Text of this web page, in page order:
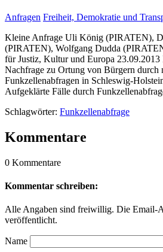
Anfragen Freiheit, Demokratie und
Kleine Anfrage Uli König (PIRATEN),
(PIRATEN), Wolfgang Dudda
für Justiz, Kultur und Europa 23.09.2013
Nachfrage zu Ortung von Bürgern durch
Funkzellenabfragen in Schleswig-
Aufgeklärte Fälle durch
Schlagwörter: Funkzellenabfrage
Kommentare
0 Kommentare
Kommentar schreiben:
Alle Angaben sind freiwillig. Die Email-
veröffentlicht.
Name